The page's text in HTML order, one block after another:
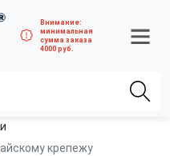
Внимание:
минимальная
сумма заказа
4000 руб.
крепежу